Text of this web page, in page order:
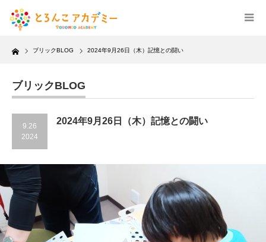
Home ブリックBLOG 2024年9月26日（木）記憶との闘い
ブリックBLOG
9.26
2024
2024年9月26日（木）記憶との闘い